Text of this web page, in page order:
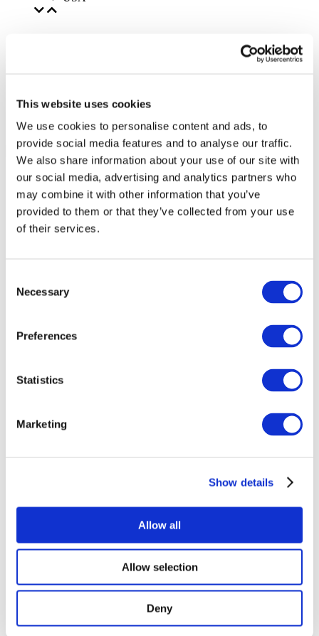
This website uses cookies
We use cookies to personalise content and ads, to
provide social media features and to analyse our traffic.
We also share information about your use of our site with
our social media, advertising and analytics partners who
may combine it with other information that you’ve
provided to them or that they’ve collected from your use
of their services.
Selection
Necessary
Preferences
Statistics
Marketing
Show details
Allow all
Allow selection
Deny
Événements
Concerts
Rock music